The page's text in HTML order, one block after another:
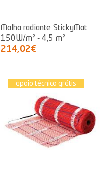
Malha radiante StickyMat
150W/m² - 4,5 m²
214,02€
apoio técnico grátis